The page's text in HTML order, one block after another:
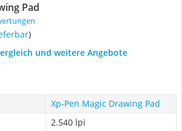
Pad
)
und weitere Angebote
Xp-Pen Magic Drawing Pad
2.540 lpi